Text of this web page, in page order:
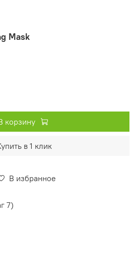
Mask
В избранное
корзину
в 1 клик
7)